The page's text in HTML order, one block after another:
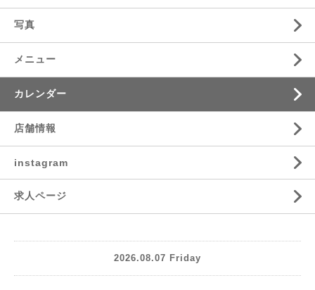
写真
メニュー
カレンダー
店舗情報
instagram
求人ページ
2026.08.07 Friday